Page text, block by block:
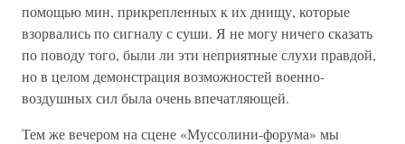
помощью мин, прикрепленных к их днищу, которые
взорвались по сигналу с суши. Я не могу ничего сказать
по поводу того, были ли эти неприятные слухи правдой,
но в целом демонстрация возможностей военно-
воздушных сил была очень впечатляющей.
Тем же вечером на сцене «Муссолини-форума» мы